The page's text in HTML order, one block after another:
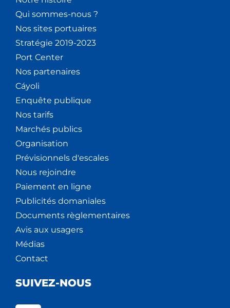
Qui sommes-nous ?
Nos sites portuaires
Stratégie 2019-2023
Port Center
Nos partenaires
Cáyoli
Enquête publique
Nos tarifs
Marchés publics
Organisation
Prévisionnels d'escales
Nous rejoindre
Paiement en ligne
Publicités domaniales
Documents règlementaires
Avis aux usagers
Médias
Contact
SUIVEZ-NOUS